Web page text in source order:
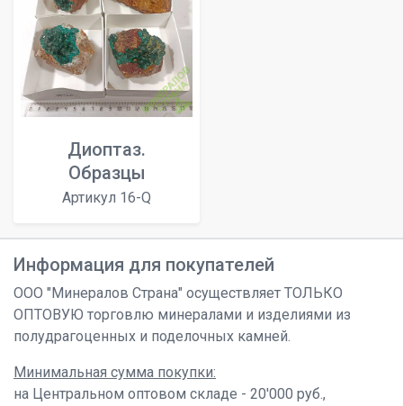
Диоптаз.
Образцы
Артикул 16-Q
Информация для покупателей
ООО "Минералов Страна" осуществляет ТОЛЬКО
ОПТОВУЮ торговлю минералами и изделиями из
полудрагоценных и поделочных камней.
Минимальная сумма покупки:
на Центральном оптовом складе - 20'000 руб.,